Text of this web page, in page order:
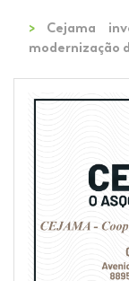
>
Cejama
modernização